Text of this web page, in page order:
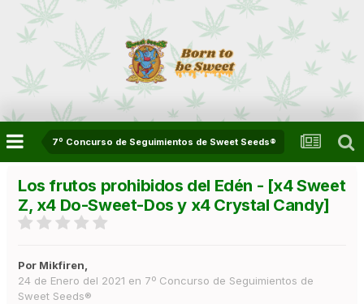
7º Concurso de Seguimientos de Sweet Seeds®
Los frutos prohibidos del Edén - [x4 Sweet
Z, x4 Do-Sweet-Dos y x4 Crystal Candy]
Por Mikfiren,
24 de Enero del 2021 en 7º Concurso de Seguimientos de
Sweet Seeds®